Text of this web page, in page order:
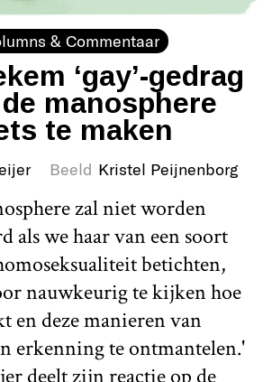
& Commentaar
‘gay’-gedrag
manosphere
te maken
Beeld Kristel Peijnenborg
zal niet worden
als we haar van een soort
betichten,
nauwkeurig te kijken hoe
en deze manieren van
erkenning te ontmantelen.'
deelt zijn reactie op de